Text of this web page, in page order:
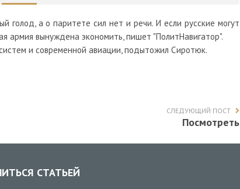
голод, а о паритете сил нет и речи. И если русские могут
армия вынуждена экономить, пишет "ПолитНавигатор".
и современной авиации, подытожил Сиротюк.
СЛЕДУЮЩИЙ ПОСТ
Посмотреть
СТАТЬЕЙ